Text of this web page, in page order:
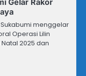
Gelar Rakor
menggelar
Operasi Lilin
2025 dan